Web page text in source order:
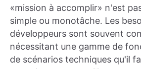
«mission à accomplir» n'est
simple ou monotâche. Les
développeurs sont souvent
nécessitant une gamme de
de scénarios techniques qu'il